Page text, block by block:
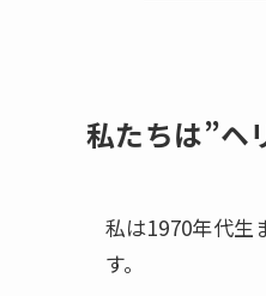
私たちは”ヘ
私は1970年代生
す。